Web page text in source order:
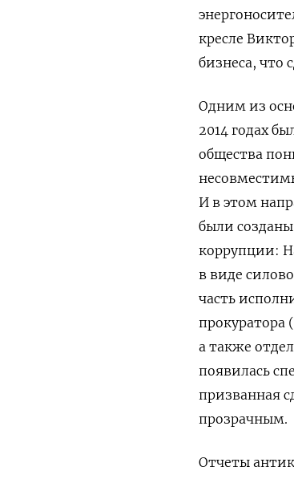
кресле
бизнеса, что
Одним из
2014 годах
общества
И в этом
были
коррупции:
в виде
часть
прокуратора
а также
появилась
призванная
прозрачным.
Отчеты